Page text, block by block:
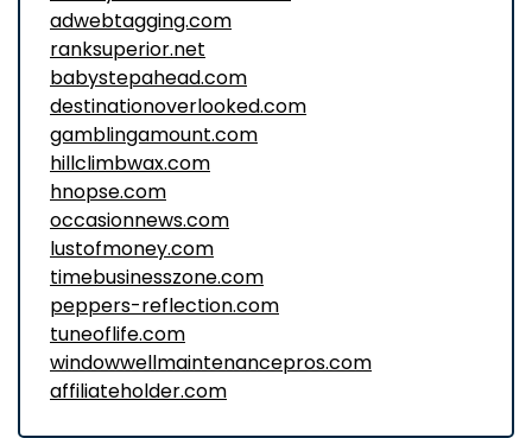
adwebtagging.com
ranksuperior.net
babystepahead.com
destinationoverlooked.com
gamblingamount.com
hillclimbwax.com
hnopse.com
occasionnews.com
lustofmoney.com
timebusinesszone.com
peppers-reflection.com
tuneoflife.com
windowwellmaintenancepros.com
affiliateholder.com